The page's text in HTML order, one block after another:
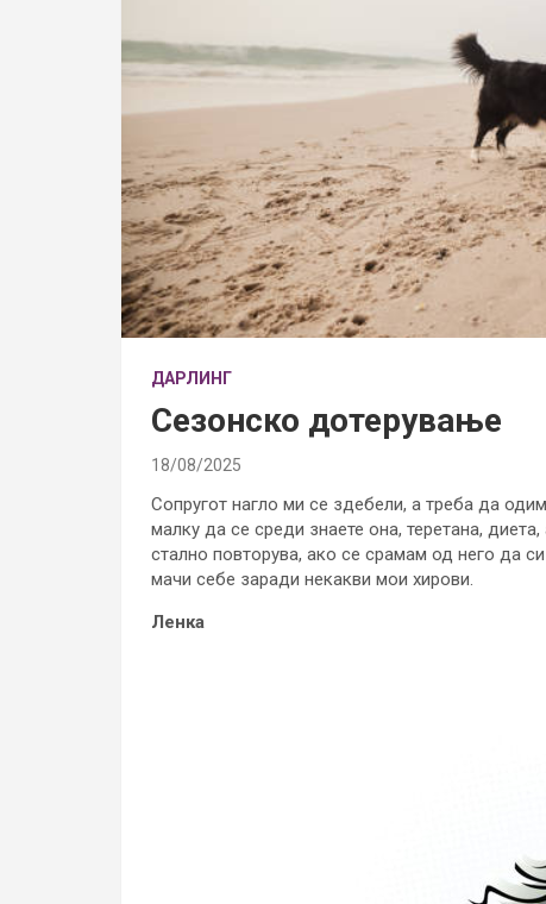
ДАРЛИНГ
Сезонско дотерување
18/08/2025
Сопругот нагло ми се здебели, а треба да
малку да се среди знаете она, теретана,
стално повторува, ако се срамам од него да
мачи себе заради некакви мои хирови.
Ленка